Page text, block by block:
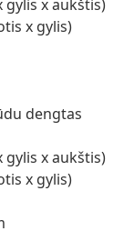
gylis x aukštis)
x gylis)
dengtas
gylis x aukštis)
x gylis)